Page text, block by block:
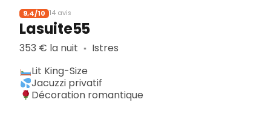
9,4/10 14 avis
Lasuite55
353 € la nuit ▪︎ Istres
Lit King-Size
Jacuzzi privatif
Décoration romantique